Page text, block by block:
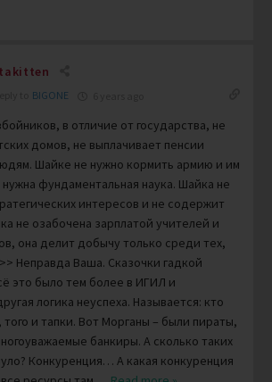
BIGONE
в отличие от государства, не
домов, не выплачивает пенсии
Шайке не нужно кормить армию и им
фундаментальная наука. Шайка не
интересов и не содержит
не озабочена зарплатой учителей и
она делит добычу только среди тех,
Неправда Ваша. Сказочки гадкой
это было тем более в ИГИЛ и
логика неуспеха. Называется: кто
того и тапки. Вот Морганы – были пираты,
банкиры. А сколько таких
Конкуренция… А какая конкуренция